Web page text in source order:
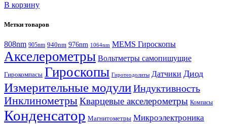
В корзину
Метки товаров
808nm 905nm 940nm 976nm 1064nm MEMS Гироскопы
Акселерометры Вольтметры самопишущие
Гирокомпасы Гироскопы Гиротеодолиты Датчики Диод
Измерительные модулиИндуктивность
ИнклинометрыКварцевые акселерометры Компасы
Конденсатор Магнитометры Микроэлектроника